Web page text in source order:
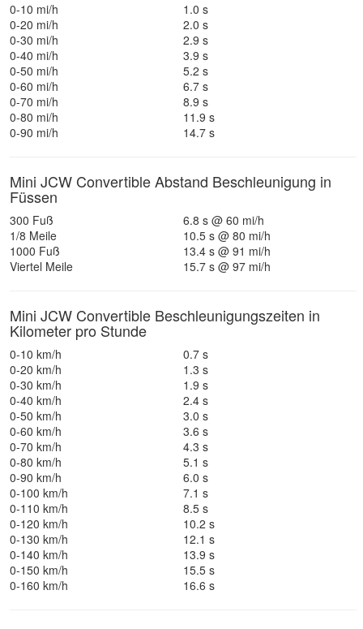
0-10 mi/h
1.0 s
0-20 mi/h
2.0 s
0-30 mi/h
2.9 s
0-40 mi/h
3.9 s
0-50 mi/h
5.2 s
0-60 mi/h
6.7 s
0-70 mi/h
8.9 s
0-80 mi/h
11.9 s
0-90 mi/h
14.7 s
Mini JCW Convertible Abstand Beschleunigung in
Füssen
300 Fuß
6.8 s @ 60 mi/h
1/8 Meile
10.5 s @ 80 mi/h
1000 Fuß
13.4 s @ 91 mi/h
Viertel Meile
15.7 s @ 97 mi/h
Mini JCW Convertible Beschleunigungszeiten in
Kilometer pro Stunde
0-10 km/h
0.7 s
0-20 km/h
1.3 s
0-30 km/h
1.9 s
0-40 km/h
2.4 s
0-50 km/h
3.0 s
0-60 km/h
3.6 s
0-70 km/h
4.3 s
0-80 km/h
5.1 s
0-90 km/h
6.0 s
0-100 km/h
7.1 s
0-110 km/h
8.5 s
0-120 km/h
10.2 s
0-130 km/h
12.1 s
0-140 km/h
13.9 s
0-150 km/h
15.5 s
0-160 km/h
16.6 s